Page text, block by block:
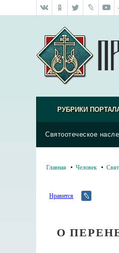
РУБРИКИ
Святоотеческое
Главная Человек
Нравится
О